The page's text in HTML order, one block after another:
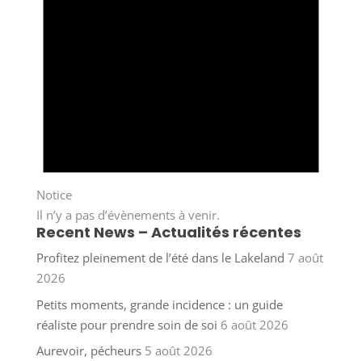
Notice
Il n’y a pas d’évènements à venir.
Recent News – Actualités récentes
Profitez pleinement de l’été dans le Lakeland 7 août
2026
Petits moments, grande incidence : un guide
réaliste pour prendre soin de soi 6 août 2026
Aurevoir, pécheurs 5 août 2026